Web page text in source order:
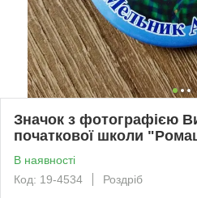
Значок з фотографією
початкової школи
В наявності
Код: 19-4534
Роздріб